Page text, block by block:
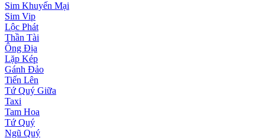
Sim Khuyến Mại
Sim Vip
Lộc Phát
Thần Tài
Ông Địa
Lặp Kép
Gánh Đảo
Tiến Lên
Tứ Quý Giữa
Taxi
Tam Hoa
Tứ Quý
Ngũ Quý